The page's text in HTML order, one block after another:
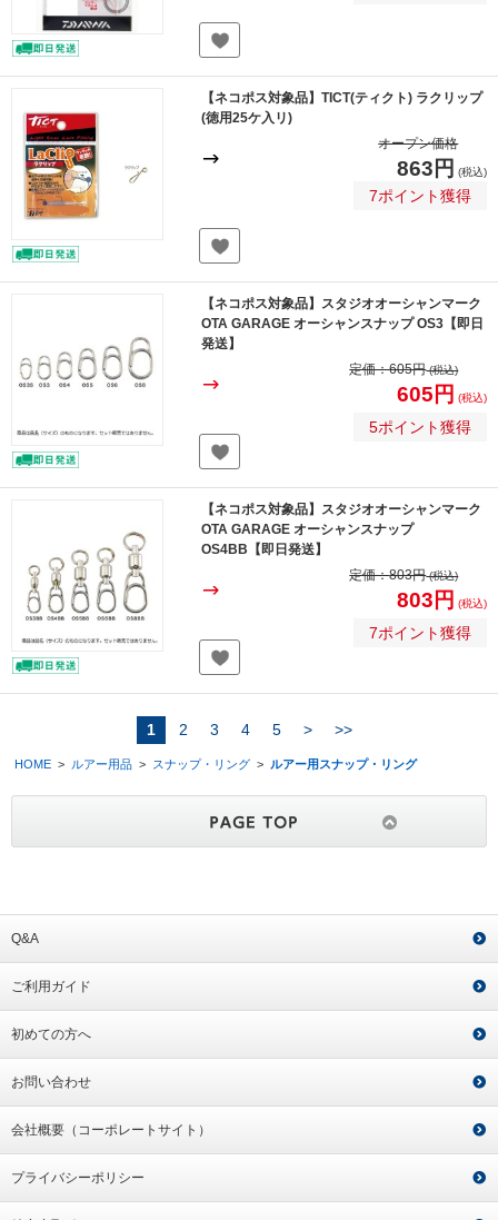
【ネコポス対象品】TICT(ティクト) ラクリップ
(徳用25ケ入リ)
オープン価格
863円 (税込)
7ポイント獲得
【ネコポス対象品】スタジオオーシャンマーク
OTA GARAGE オーシャンスナップ OS3【即日
発送】
定価：605円(税込)
605円 (税込)
5ポイント獲得
【ネコポス対象品】スタジオオーシャンマーク
OTA GARAGE オーシャンスナップ
OS4BB【即日発送】
定価：803円(税込)
803円 (税込)
7ポイント獲得
1 2 3 4 5 > >>
HOME > ルアー用品 > スナップ・リング > ルアー用スナップ・リング
Q&A
ご利用ガイド
初めての方へ
お問い合わせ
会社概要（コーポレートサイト）
プライバシーポリシー